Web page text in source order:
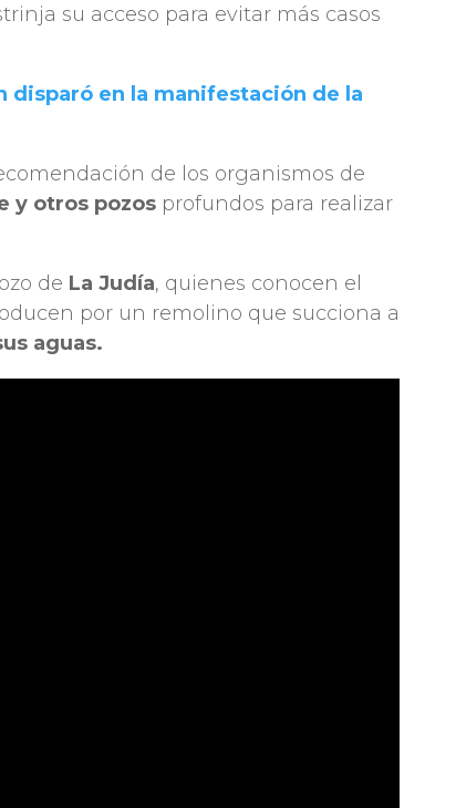
su acceso para evitar más casos
disparó en la manifestación de la
de los organismos de
y otros pozos profundos para realizar
de La Judía, quienes conocen el
por un remolino que succiona a
aguas.